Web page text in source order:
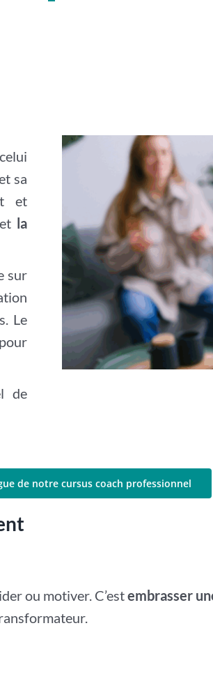
sa
et
et la
sur
Le
pour
de
de notre cursus coach professionnel
ou motiver. C’estembrasser